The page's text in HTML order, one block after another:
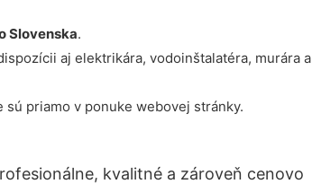
Slovenska.
aj elektrikára, vodoinštalatéra, murára a
priamo v ponuke webovej stránky.
kvalitné a zároveň cenovo